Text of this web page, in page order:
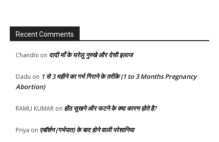
Recent Comments
Chandni on दादी माँ के घरेलु नुस्खे और देसी इलाज
Dadu on 1 से 3 महीने का गर्भ गिराने के तरीके (1 to 3 Months Pregnancy
Abortion)
RAMU KUMAR on होंठ सूखने और फटने के क्या कारण होते है?
Priya on एबॉर्शन (गर्भपात) के बाद होने वाली परेशानिया